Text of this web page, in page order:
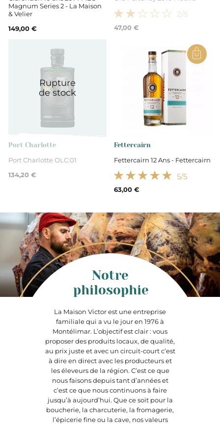
Magnum Series 2 - La Maison
& Velier
149,00 €
2/5
47,00 €
Rupture
de stock
Port Charlotte
Port Charlotte OLC:01
134,20 €
Fettercairn
Fettercairn 12 Ans - Fettercairn
5/5
63,00 €
La Maison Victor est une entreprise
familiale qui a vu le jour en 1976 à
Montélimar. L’objectif est clair : vous
proposer des produits locaux, de qualité,
au prix juste et avec un circuit-court c’est
à dire en direct avec les producteurs et
les éleveurs de la région. C’est ce que
nous faisons depuis tant d’années et
c’est ce que nous continuons à faire
jusqu’à aujourd’hui. Que ce soit pour la
boucherie, la charcuterie, la fromagerie,
l’épicerie fine ou la cave, nos valeurs
Notre
philosophie